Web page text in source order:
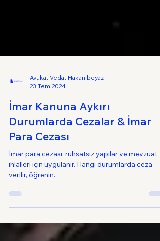
23 Tem 2024
İmar Kanuna Aykırı
Durumlarda Cezalar & İmar
Para Cezası
İmar para cezası, ruhsatsız yapılar ve mevzuat
verilir, öğrenin.